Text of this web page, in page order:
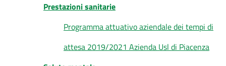
Prestazioni sanitarie
Programma attuativo aziendale dei tempi di
attesa 2019/2021 Azienda Usl di Piacenza